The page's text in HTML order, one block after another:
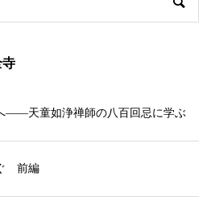
寺
——天童如浄禅師の八百回忌に学ぶ
前編